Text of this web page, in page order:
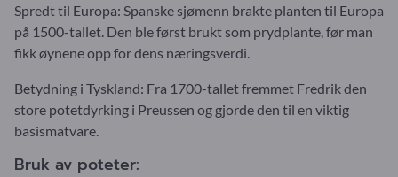
Spredt til Europa: Spanske sjømenn brakte planten til Europa
på 1500-tallet. Den ble først brukt som prydplante, før man
fikk øynene opp for dens næringsverdi.
Betydning i Tyskland: Fra 1700-tallet fremmet Fredrik den
store potetdyrking i Preussen og gjorde den til en viktig
basismatvare.
Bruk av poteter: